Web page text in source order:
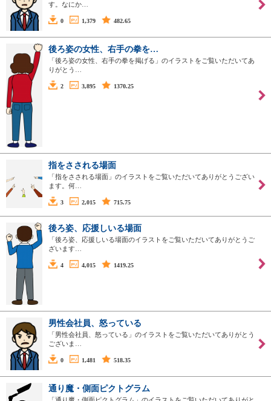
す。なにか…
0 1,379 482.65
後ろ姿の女性、右手の拳を…
「後ろ姿の女性、右手の拳を掲げる」のイラストをご覧いただいてあ
りがとう…
2 3,895 1370.25
指をさされる場面
「指をさされる場面」のイラストをご覧いただいてありがとうござい
ます。何…
3 2,015 715.75
後ろ姿、応援しいる場面
「後ろ姿、応援しいる場面のイラストをご覧いただいてありがとうご
ざいます…
4 4,015 1419.25
男性会社員、怒っている
「男性会社員、怒っている」のイラストをご覧いただいてありがとう
ございま…
0 1,481 518.35
通り魔・側面ピクトグラム